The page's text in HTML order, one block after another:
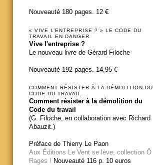
Nouveauté 180 pages. 12 €
« VIVE L’ENTREPRISE ? » LE CODE DU
TRAVAIL EN DANGER
Vive l'entreprise ?
Le nouveau livre de Gérard Filoche
Nouveauté 192 pages. 14,95 €
COMMENT RÉSISTER À LA DÉMOLITION DU
CODE DU TRAVAIL
Comment résister à la démolition du
Code du travail
(G. Filoche, en collaboration avec Richard
Abauzit.)
Préface de Thierry Le Paon
Aux Éditions Le Vent se lève, collection Ô
Rages ! Nouveauté 116 p. 10 euros